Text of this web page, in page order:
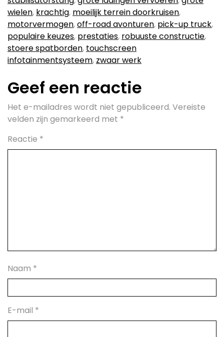
wielen, krachtig, moeilijk terrein doorkruisen,
motorvermogen,off-road avonturen, pick-up truck,
populaire keuzes, prestaties, robuuste constructie,
stoere spatborden, touchscreen
infotainmentsysteem, zwaar werk
Geef een reactie
Het e-mailadres wordt niet gepubliceerd. Vereiste
velden zijn gemarkeerd met *
Reactie *
Naam *
E-mail *